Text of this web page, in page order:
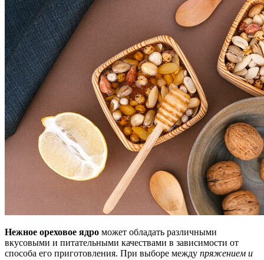
Нежное ореховое ядро может обладать различными
вкусовыми и питательными качествами в зависимости от
способа его приготовления. При выборе между пряжением и